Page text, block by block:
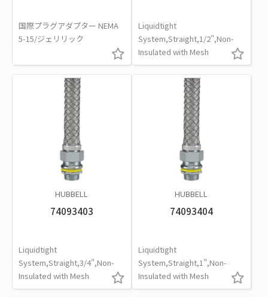
国際プラグアダプター NEMA
5-15/ジェリリック
Liquidtight
System,Straight,1/2",Non-
Insulated with Mesh
HUBBELL
74093403
Liquidtight
System,Straight,3/4",Non-
Insulated with Mesh
HUBBELL
74093404
Liquidtight
System,Straight,1",Non-
Insulated with Mesh